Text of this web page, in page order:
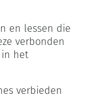
en lessen die
verbonden
het
verbieden